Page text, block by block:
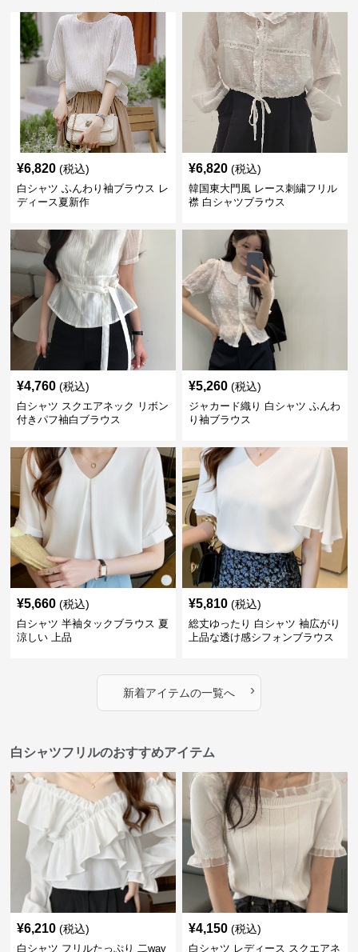
¥6,820 (税込)
白シャツ ふんわり袖ブラウス レ
ディース夏新作
¥6,820 (税込)
韓国東大門風 レース刺繍フリル
襟 白シャツブラウス
¥4,760 (税込)
白シャツ スクエアネック リボン
付きパフ袖白ブラウス
¥5,260 (税込)
ジャカード織り 白シャツ ふんわ
り袖ブラウス
¥5,660 (税込)
白シャツ 半袖タックブラウス 夏
涼しい 上品
¥5,810 (税込)
総丈ゆったり 白シャツ 袖広がり
上品な透け感シフォンブラウス
新着アイテムの一覧へ ›
白シャツフリルのおすすめアイテム
¥6,210 (税込)
白シャツ フリルたっぷり 二way
¥4,150 (税込)
白シャツ レディース スクエアネ